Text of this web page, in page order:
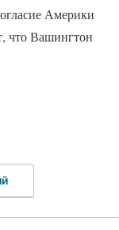
Америки
что Вашингтон